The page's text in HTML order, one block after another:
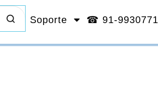
Soporte ☎ 91-9930771